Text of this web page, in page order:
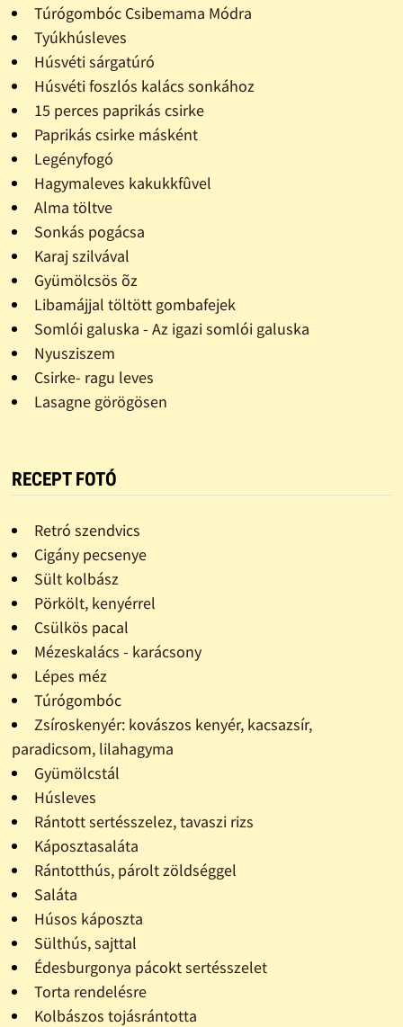
Túrógombóc Csibemama Módra
Tyúkhúsleves
Húsvéti sárgatúró
Húsvéti foszlós kalács sonkához
15 perces paprikás csirke
Paprikás csirke másként
Legényfogó
Hagymaleves kakukkfûvel
Alma töltve
Sonkás pogácsa
Karaj szilvával
Gyümölcsös õz
Libamájjal töltött gombafejek
Somlói galuska - Az igazi somlói galuska
Nyusziszem
Csirke- ragu leves
Lasagne görögösen
RECEPT FOTÓ
Retró szendvics
Cigány pecsenye
Sült kolbász
Pörkölt, kenyérrel
Csülkös pacal
Mézeskalács - karácsony
Lépes méz
Túrógombóc
Zsíroskenyér: kovászos kenyér, kacsazsír,
paradicsom, lilahagyma
Gyümölcstál
Húsleves
Rántott sertésszelez, tavaszi rizs
Káposztasaláta
Rántotthús, párolt zöldséggel
Saláta
Húsos káposzta
Sülthús, sajttal
Édesburgonya pácokt sertésszelet
Torta rendelésre
Kolbászos tojásrántotta